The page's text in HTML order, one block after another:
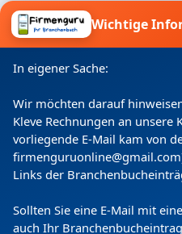
Datenschutzerklärung
Wichtige
In eigener Sache:
Wir möchten darauf
Kleve Rechnungen an unsere
vorliegende E-Mail kam von
Links der
Sollten Sie eine E-Mail mit
auch Ihr